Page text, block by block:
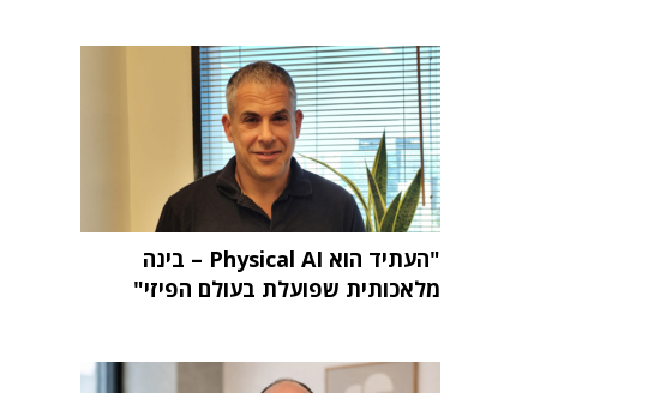
"העתיד הוא Physical AI – בינה
מלאכותית שפועלת בעולם הפיזי"